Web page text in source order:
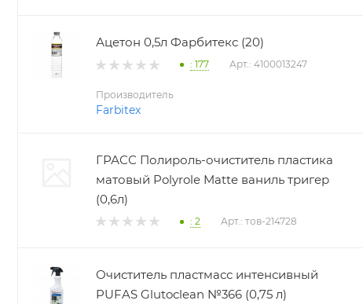
Ацетон 0,5л Фарбитекс (20)
: 177 Арт.: 4100013247
Производитель
Farbitex
ГРАСС Полироль-очиститель пластика
матовый Polyrole Matte ваниль тригер
(0,6л)
: 2 Арт.: тов-214728
Очиститель пластмасс интенсивный
PUFAS Glutoclean №366 (0,75 л)